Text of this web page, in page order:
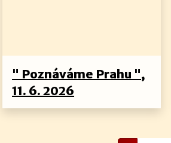
" Poznáváme Prahu ",
11. 6. 2026